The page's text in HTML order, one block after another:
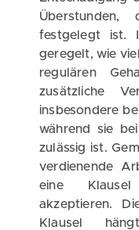
festgelegt ist.
geregelt, wie
regulären
zusätzliche
insbesondere
während sie
zulässig ist.
verdienende
eine Klausel
akzeptieren.
Klausel